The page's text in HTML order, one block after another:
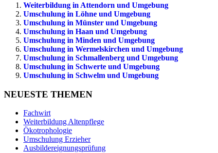
Weiterbildung in Attendorn und Umgebung
Umschulung in Löhne und Umgebung
Umschulung in Münster und Umgebung
Umschulung in Haan und Umgebung
Umschulung in Minden und Umgebung
Umschulung in Wermelskirchen und Umgebung
Umschulung in Schmallenberg und Umgebung
Umschulung in Schwerte und Umgebung
Umschulung in Schwelm und Umgebung
NEUESTE THEMEN
Fachwirt
Weiterbildung Altenpflege
Ökotrophologie
Umschulung Erzieher
Ausbildereignungsprüfung